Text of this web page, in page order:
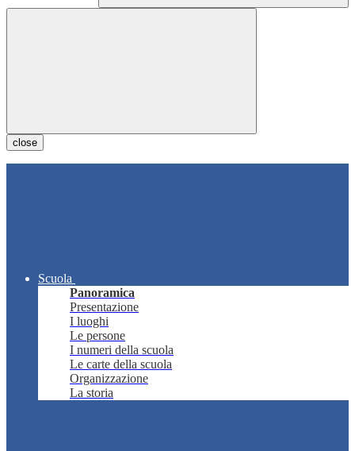
close
Scuola
Panoramica
Presentazione
I luoghi
Le persone
I numeri della scuola
Le carte della scuola
Organizzazione
La storia